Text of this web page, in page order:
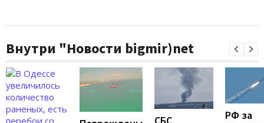
Внутри "Новости bigmir)net
РФ за